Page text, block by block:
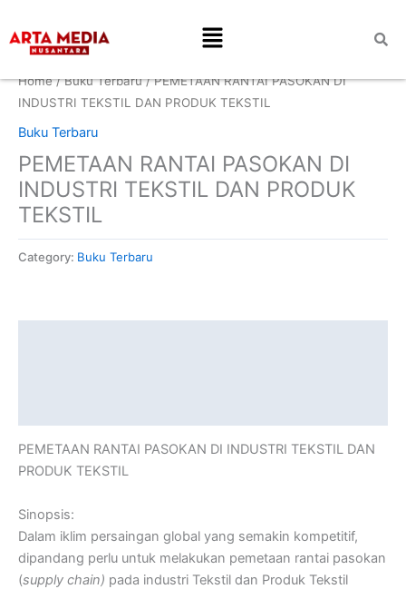
content
Menu
Home/Buku Terbaru/ PEMETAAN RANTAI PASOKAN DI
INDUSTRI TEKSTIL DAN PRODUK TEKSTIL
Buku Terbaru
PEMETAAN RANTAI PASOKAN DI
INDUSTRI TEKSTIL DAN PRODUK
TEKSTIL
Category: Buku Terbaru
PEMETAAN RANTAI PASOKAN DI INDUSTRI TEKSTIL DAN
PRODUK TEKSTIL
Sinopsis:
Dalam iklim persaingan global yang semakin kompetitif,
dipandang perlu untuk melakukan pemetaan rantai pasokan
(supply chain) pada industri Tekstil dan Produk Tekstil